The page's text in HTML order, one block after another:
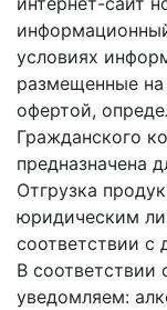
условиях
размещенные на
офертой,
Гражданского
предназначена
Отгрузка
юридическим
соответствии с
В
уведомляем: